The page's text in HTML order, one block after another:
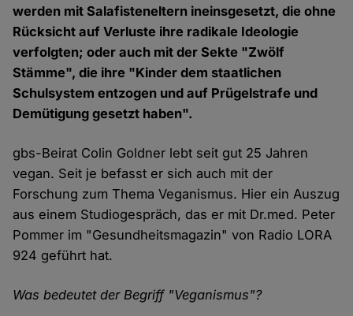
werden mit Salafisteneltern ineinsgesetzt, die ohne
Rücksicht auf Verluste ihre radikale Ideologie
verfolgten; oder auch mit der Sekte "Zwölf
Stämme", die ihre "Kinder dem staatlichen
Schulsystem entzogen und auf Prügelstrafe und
Demütigung gesetzt haben".
gbs-Beirat Colin Goldner lebt seit gut 25 Jahren
vegan. Seit je befasst er sich auch mit der
Forschung zum Thema Veganismus. Hier ein Auszug
aus einem Studiogespräch, das er mit Dr.med. Peter
Pommer im "Gesundheitsmagazin" von Radio LORA
924 geführt hat.
Was bedeutet der Begriff "Veganismus"?